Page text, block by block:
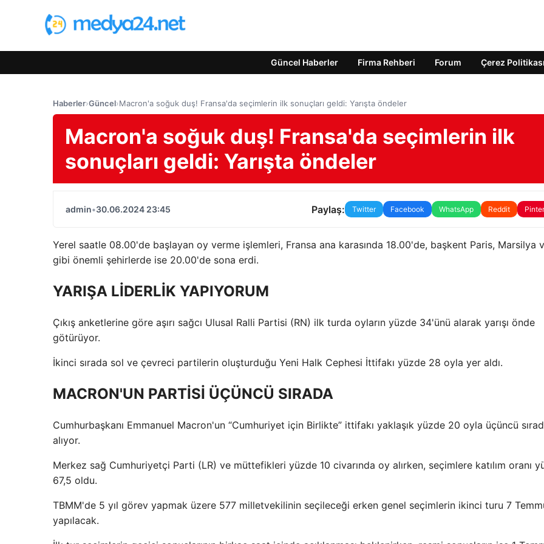
Güncel Haberler Firma Rehberi Forum Çerez Politikası
Haberler›Güncel›Macron'a soğuk duş! Fransa'da seçimlerin ilk sonuçları geldi: Yarışta öndeler
Macron'a soğuk duş! Fransa'da seçimlerin ilk
sonuçları geldi: Yarışta öndeler
admin•30.06.2024 23:45 Paylaş: Twitter Facebook WhatsApp Reddit
Yerel saatle 08.00'de başlayan oy verme işlemleri, Fransa ana karasında 18.00'de, başkent Paris, Marsilya
gibi önemli şehirlerde ise 20.00'de sona erdi.
YARIŞA LİDERLİK YAPIYORUM
Çıkış anketlerine göre aşırı sağcı Ulusal Ralli Partisi (RN) ilk turda oyların yüzde 34'ünü alarak yarışı önde
götürüyor.
İkinci sırada sol ve çevreci partilerin oluşturduğu Yeni Halk Cephesi İttifakı yüzde 28 oyla yer aldı.
MACRON'UN PARTİSİ ÜÇÜNCÜ SIRADA
Cumhurbaşkanı Emmanuel Macron'un “Cumhuriyet için Birlikte” ittifakı yaklaşık yüzde 20 oyla üçüncü
alıyor.
Merkez sağ Cumhuriyetçi Parti (LR) ve müttefikleri yüzde 10 civarında oy alırken, seçimlere katılım oranı
67,5 oldu.
TBMM'de 5 yıl görev yapmak üzere 577 milletvekilinin seçileceği erken genel seçimlerin ikinci turu 7
yapılacak.